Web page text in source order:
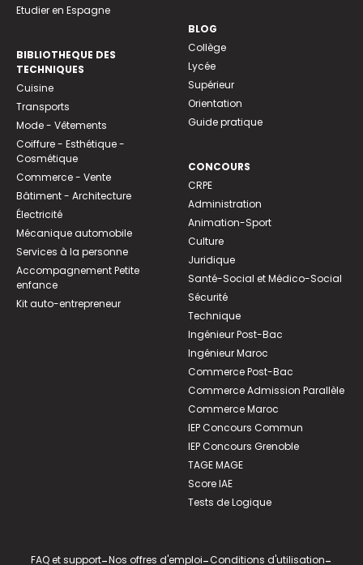
Etudier en Espagne
BIBLIOTHEQUE DES
TECHNIQUES
Cuisine
Transports
Mode - Vêtements
Coiffure - Esthétique -
Cosmétique
Commerce - Vente
Bâtiment - Architecture
Électricité
Mécanique automobile
Services à la personne
Accompagnement Petite
enfance
Kit auto-entrepreneur
BLOG
Collège
Lycée
Supérieur
Orientation
Guide pratique
CONCOURS
CRPE
Administration
Animation-Sport
Culture
Juridique
Santé-Social et Médico-Social
Sécurité
Technique
Ingénieur Post-Bac
Ingénieur Maroc
Commerce Post-Bac
Commerce Admission Parallèle
Commerce Maroc
IEP Concours Commun
IEP Concours Grenoble
TAGE MAGE
Score IAE
Tests de Logique
FAQ et support Nos offres d'emploi Conditions d'utilisation